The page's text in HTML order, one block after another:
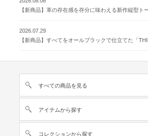
【新商品】革の存在感を存分に味わえる新作縦型ト
2026.07.29
すべての商品を見る
アイテムから探す
コレクションから探す